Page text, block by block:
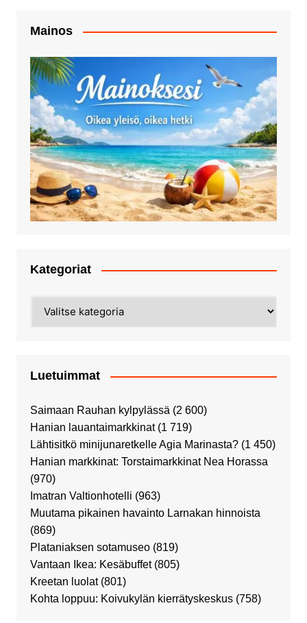
Mainos
Kategoriat
Luetuimmat
Saimaan Rauhan kylpylässä (2 600)
Hanian lauantaimarkkinat (1 719)
Lähtisitkö minijunaretkelle Agia Marinasta? (1 450)
Hanian markkinat: Torstaimarkkinat Nea Horassa
(970)
Imatran Valtionhotelli (963)
Muutama pikainen havainto Larnakan hinnoista
(869)
Plataniaksen sotamuseo (819)
Vantaan Ikea: Kesäbuffet (805)
Kreetan luolat (801)
Kohta loppuu: Koivukylän kierrätyskeskus (758)